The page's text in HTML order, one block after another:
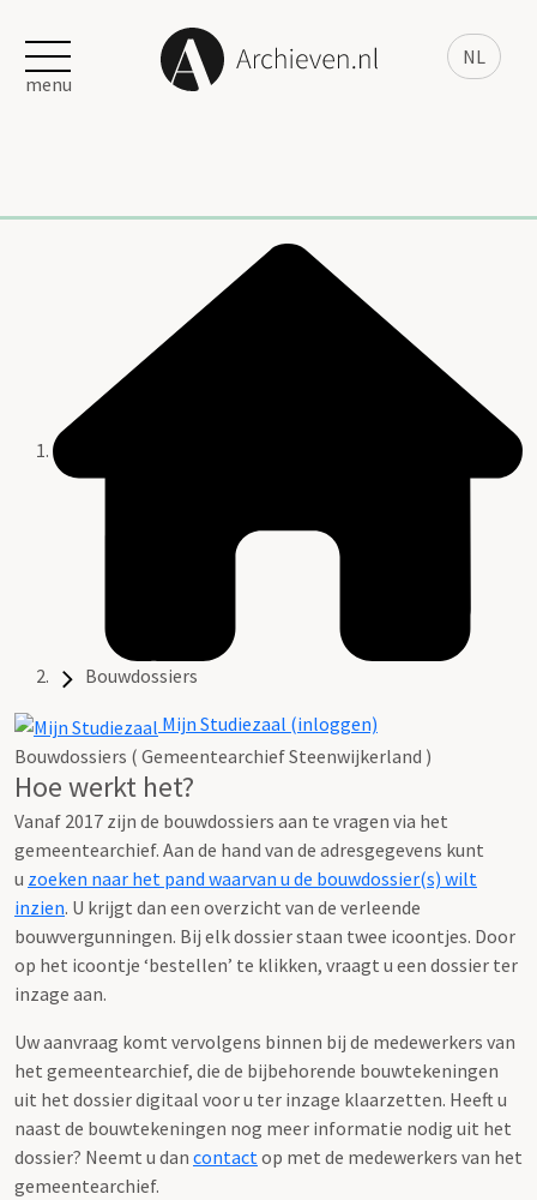
NL
menu
Bouwdossiers
Mijn Studiezaal (inloggen)
Bouwdossiers ( Gemeentearchief Steenwijkerland )
Hoe werkt het?
Vanaf 2017 zijn de bouwdossiers aan te vragen via het
gemeentearchief. Aan de hand van de adresgegevens kunt
u zoeken naar het pand waarvan u de bouwdossier(s) wilt
inzien. U krijgt dan een overzicht van de verleende
bouwvergunningen. Bij elk dossier staan twee icoontjes. Door
op het icoontje ‘bestellen’ te klikken, vraagt u een dossier ter
inzage aan.
Uw aanvraag komt vervolgens binnen bij de medewerkers van
het gemeentearchief, die de bijbehorende bouwtekeningen
uit het dossier digitaal voor u ter inzage klaarzetten. Heeft u
naast de bouwtekeningen nog meer informatie nodig uit het
dossier? Neemt u dan contact op met de medewerkers van het
gemeentearchief.